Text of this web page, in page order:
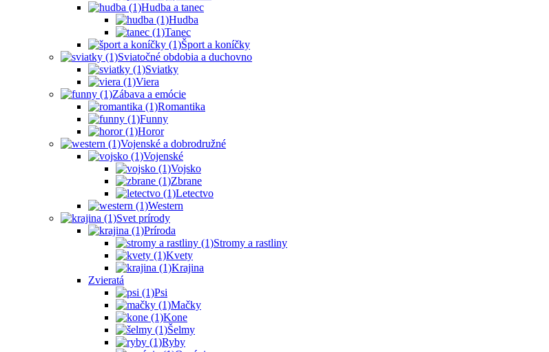
Hudba a tanec
Hudba
Tanec
Šport a koníčky
Sviatočné obdobia a duchovno
Sviatky
Viera
Zábava a emócie
Romantika
Funny
Horor
Vojenské a dobrodružné
Vojenské
Vojsko
Zbrane
Letectvo
Western
Svet prírody
Príroda
Stromy a rastliny
Kvety
Krajina
Zvieratá
Psi
Mačky
Kone
Šelmy
Ryby